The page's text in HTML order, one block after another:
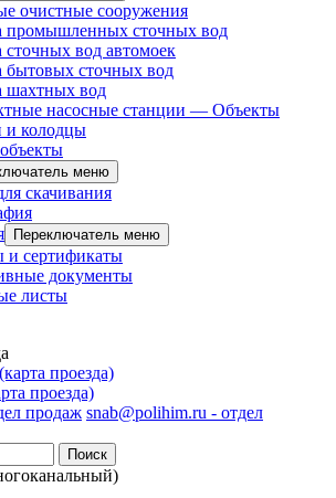
очистные сооружения
промышленных сточных вод
сточных вод автомоек
бытовых сточных вод
шахтных вод
насосные станции — Объекты
и колодцы
меню
скачивания
Переключатель меню
и сертификаты
документы
листы
(карта проезда)
проезда)
продаж snab@polihim.ru - отдел
Поиск